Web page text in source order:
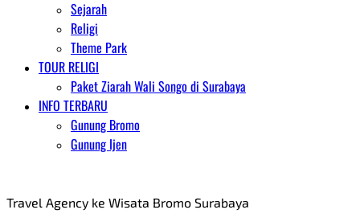
Sejarah
Religi
Theme Park
TOUR RELIGI
Paket Ziarah Wali Songo di Surabaya
INFO TERBARU
Gunung Bromo
Gunung Ijen
Travel Agency ke Wisata Bromo Surabaya